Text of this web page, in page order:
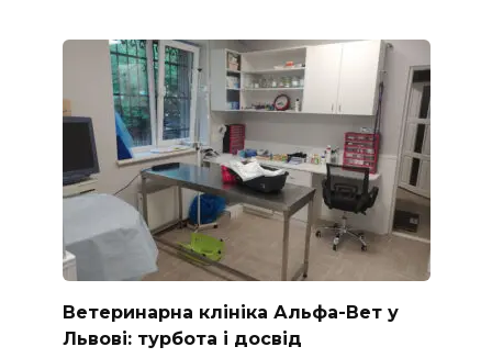
Ветеринарна клініка Альфа-Вет у
Львові: турбота і досвід